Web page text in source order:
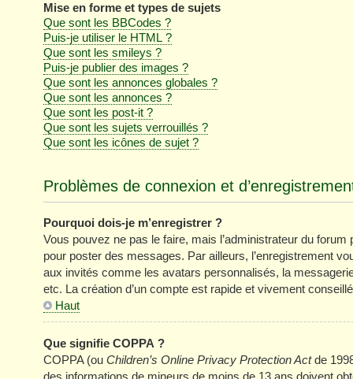
Mise en forme et types de sujets
Que sont les BBCodes ?
Puis-je utiliser le HTML ?
Que sont les smileys ?
Puis-je publier des images ?
Que sont les annonces globales ?
Que sont les annonces ?
Que sont les post-it ?
Que sont les sujets verrouillés ?
Que sont les icônes de sujet ?
Problèmes de connexion et
Pourquoi dois-je m’enregistrer ?
Vous pouvez ne pas le faire, mais l’administrateur du
pour poster des messages. Par ailleurs, l’enregistrement
aux invités comme les avatars personnalisés, la
etc. La création d’un compte est rapide et vivement
Haut
Que signifie COPPA ?
COPPA (ou Children’s Online Privacy Protection Actde
des informations de mineurs de moins de 13 ans doivent